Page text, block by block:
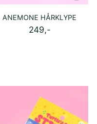
ANEMONE HÅRKLYPE
249,-